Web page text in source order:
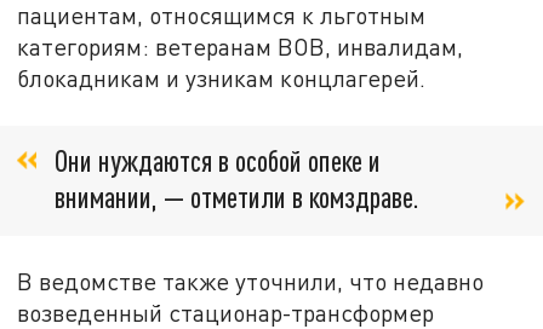
пациентам, относящимся к льготным
категориям: ветеранам ВОВ, инвалидам,
блокадникам и узникам концлагерей.
Они нуждаются в особой опеке и
внимании, — отметили в комздраве.
В ведомстве также уточнили, что недавно
возведенный стационар-трансформер